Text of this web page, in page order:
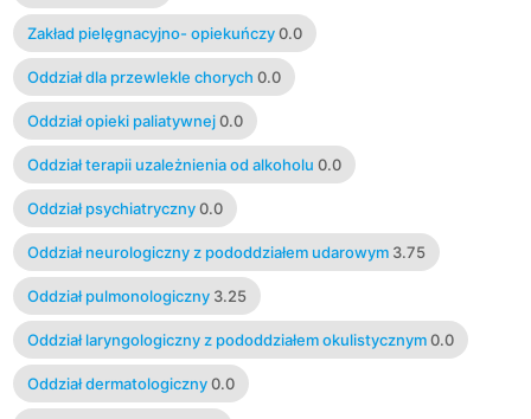
Zakład pielęgnacyjno- opiekuńczy 0.0
Oddział dla przewlekle chorych 0.0
Oddział opieki paliatywnej 0.0
Oddział terapii uzależnienia od alkoholu 0.0
Oddział psychiatryczny 0.0
Oddział neurologiczny z pododdziałem udarowym 3.75
Oddział pulmonologiczny 3.25
Oddział laryngologiczny z pododdziałem okulistycznym 0.0
Oddział dermatologiczny 0.0